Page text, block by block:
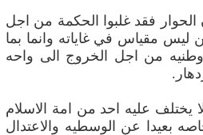
الحوار فقد غلبوا الحكمة من اجل
ليس مقياس في غاياته وانما بما
من اجل الخروج الى واحه
يختلف عليه احد من امة الاسلام
بعيدا عن الوسطيه والاعتدال